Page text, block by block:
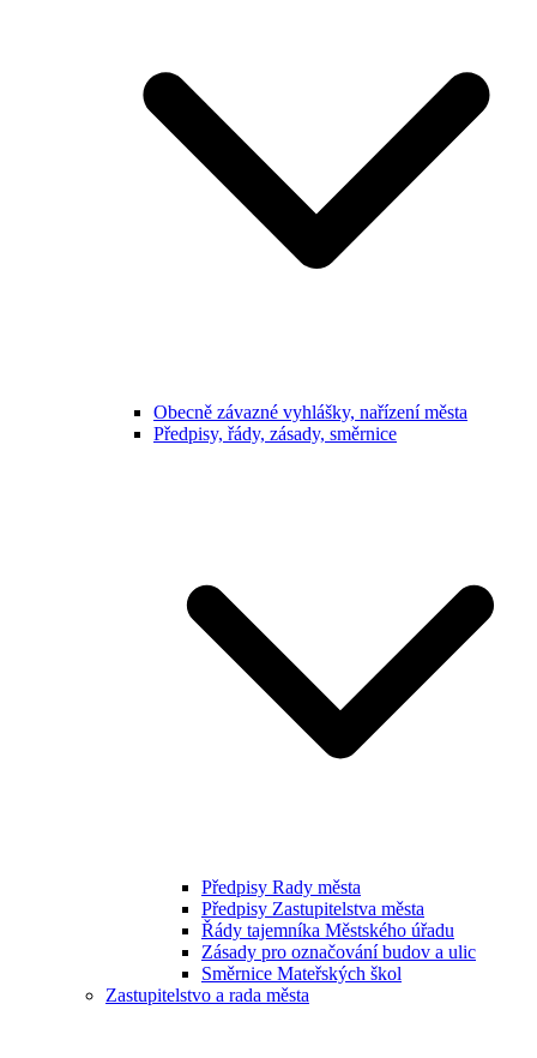
Obecně závazné vyhlášky, nařízení města
Předpisy, řády, zásady, směrnice
Předpisy Rady města
Předpisy Zastupitelstva města
Řády tajemníka Městského úřadu
Zásady pro označování budov a ulic
Směrnice Mateřských škol
Zastupitelstvo a rada města